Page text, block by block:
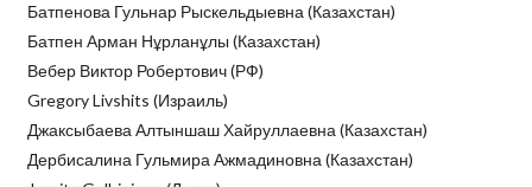
Батпенова Гульнар Рыскельдыевна (Казахстан)
Батпен Арман Нұрланұлы (Казахстан)
Вебер Виктор Робертович (РФ)
Gregory Livshits (Израиль)
Джаксыбаева Алтыншаш Хайруллаевна (Казахстан)
Дербисалина Гульмира Ажмадиновна (Казахстан)